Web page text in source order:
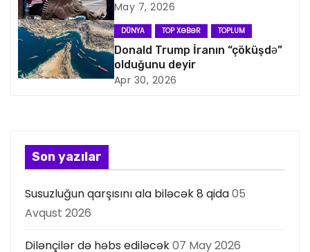
s
i
y
s
ı
May 7, 2026
DÜNYA TOP XƏBƏR TOPLUM
Donald Trump İranın “çöküşdə”
olduğunu deyir
Apr 30, 2026
Son yazılar
Susuzluğun qarşısını ala biləcək 8 qida05
Avqust 2026
Dilənçilər də həbs ediləcək07 May 2026